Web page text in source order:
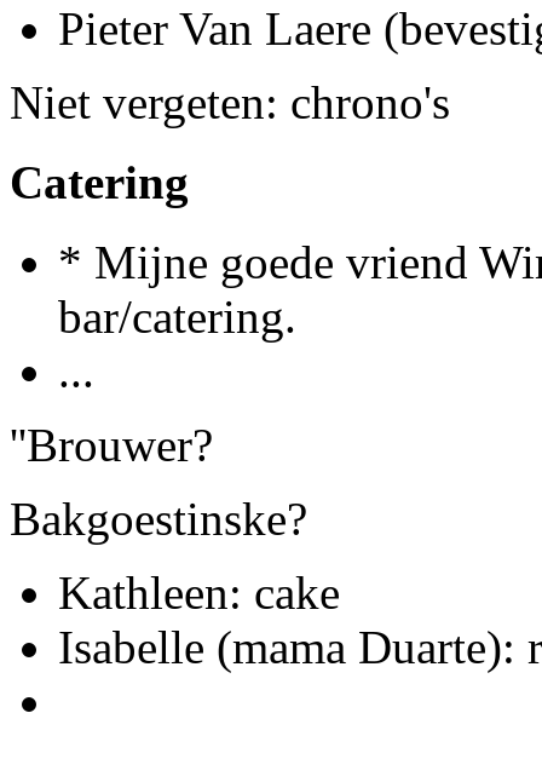
Pieter Van Laere
Niet vergeten: chrono's
Catering
* Mijne goede vriend
bar/catering.
...
''Brouwer?
Bakgoestinske?
Kathleen: cake
Isabelle (mama